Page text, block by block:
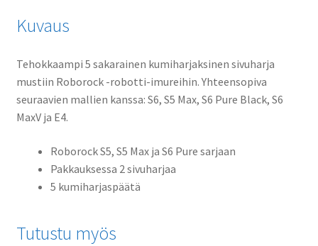
Kuvaus
Tehokkaampi 5 sakarainen kumiharjaksinen sivuharja
mustiin Roborock -robotti-imureihin. Yhteensopiva
seuraavien mallien kanssa: S6, S5 Max, S6 Pure Black, S6
MaxV ja E4.
Roborock S5, S5 Max ja S6 Pure sarjaan
Pakkauksessa 2 sivuharjaa
5 kumiharjaspäätä
Tutustu myös